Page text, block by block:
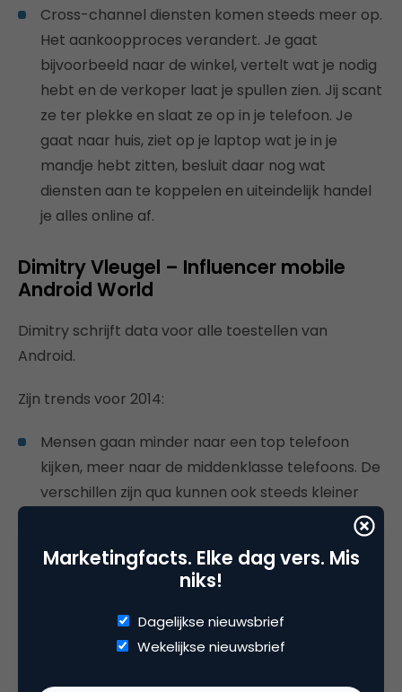
Cross-channel diensten komen steeds meer op.
Het aankoopproces verandert. Je gaat
bijvoorbeeld naar de winkel, vertelt wat je nodig
hebt en de verkoper laat je spullen zien. Jij scant
ze ter plekke en slaat ze op in je telefoon. Je
gaat naar huis, ziet op je laptop wat je in je
mandje hebt zitten, besluit daar nog wat
diensten aan te koppelen en uiteindelijk handel
je alles online af.
Dimitry Vleugel – Influencer mobile
Android World
Dimitry schrijft data voor alle toestellen van
Android.
Zijn trends voor 2014:
Mensen gaan minder naar een top telefoon
kijken, meer naar de middenklasse telefoons. De
verschillen zijn qua kunnen ook steeds kleiner
geworden. Meer mensen krijgen daarmee de
kans een goede smartphone te kopen. Android
wordt ook steeds groter.
Wearables komen steeds meer op, zoals
horloges die vertellen wat er in je lichaam
gaande is (temperatuur, hartslag ed). Dergelijke
Marketingfacts. Elke dag vers. Mis
niks!
Dagelijkse nieuwsbrief
Wekelijkse nieuwsbrief